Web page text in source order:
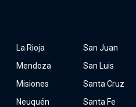
La Rioja
Mendoza
Misiones
Neuquén
San Juan
San Luis
Santa Cruz
Santa Fe